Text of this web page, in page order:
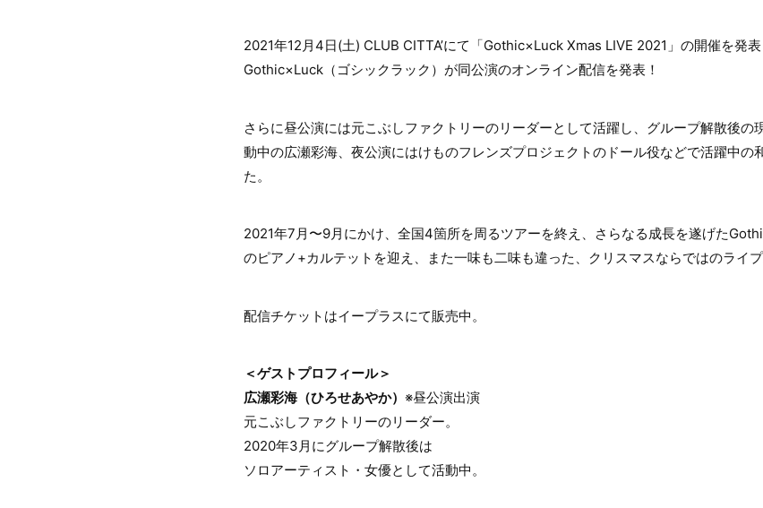
2021年12月4日(土) CLUB CITTA’にて「Gothic×Luck Xmas LIVE 2021」の開催を発
Gothic×Luck（ゴシックラック）が同公演のオンライン配信を発表！
さらに昼公演には元こぶしファクトリーのリーダーとして活躍し、グループ解散後の
動中の広瀬彩海、夜公演にはけものフレンズプロジェクトのドール役などで活躍中の
た。
2021年7月〜9月にかけ、全国4箇所を周るツアーを終え、さらなる成長を遂げた
のピアノ+カルテットを迎え、また一味も二味も違った、クリスマスならではのライプ
配信チケットはイープラスにて販売中。
＜ゲストプロフィール＞
広瀬彩海（ひろせあやか） ※昼公演出演
元こぶしファクトリーのリーダー。
2020年3月にグループ解散後は
ソロアーティスト・女優として活動中。